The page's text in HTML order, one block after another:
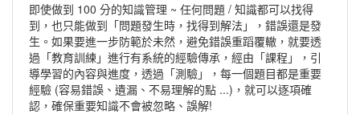
即使做到 100 分的知識管理 ~ 任何問題 / 知識都可以找得
到，也只能做到「問題發生時，找得到解法」，錯誤還是發
生。如果要進一步防範於未然，避免錯誤重蹈覆轍，就要透
過「教育訓練」進行有系統的經驗傳承，經由「課程」，引
導學習的內容與進度，透過「測驗」，每一個題目都是重要
經驗 (容易錯誤、遺漏、不易理解的點 ...)，就可以逐項確
認，確保重要知識不會被忽略、誤解!